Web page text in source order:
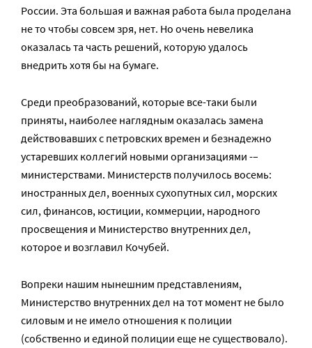
России. Эта большая и важная работа была проделана
не то чтобы совсем зря, нет. Но очень невелика
оказалась та часть решений, которую удалось
внедрить хотя бы на бумаге.
Среди преобразований, которые все-таки были
приняты, наиболее наглядным оказалась замена
действовавших с петровских времен и безнадежно
устаревших коллегий новыми организациями -–
министерствами. Министерств получилось восемь:
иностранных дел, военных сухопутных сил, морских
сил, финансов, юстиции, коммерции, народного
просвещения и Министерство внутренних дел,
которое и возглавил Кочубей.
Вопреки нашим нынешним представлениям,
Министерство внутренних дел на тот момент не было
силовым и не имело отношения к полиции
(собственно и единой полиции еще не существовало).